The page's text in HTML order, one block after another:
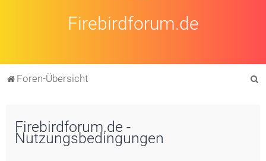
Firebirdforum.de
Foren-Übersicht
Firebirdforum.de -
Nutzungsbedingungen